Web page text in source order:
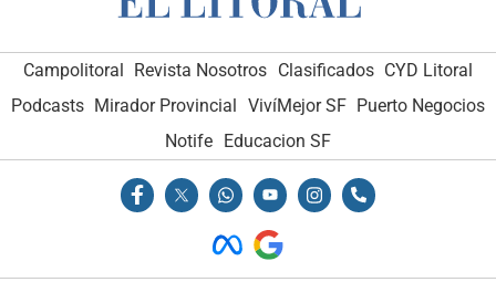
Campolitoral Revista Nosotros Clasificados CYD Litoral
Podcasts Mirador Provincial VivíMejor SF Puerto Negocios
Notife
Educacion SF